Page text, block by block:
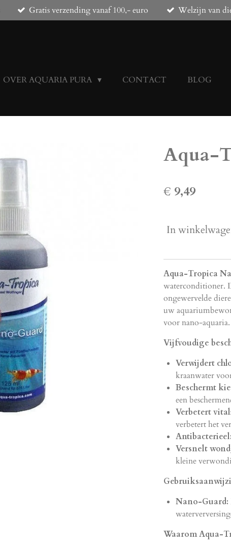
Gratis verzending vanaf 100,- euro Welzijn van
OVER AQUARIA PURA CONTACT BLOG
Aqua-
€ 9,49
In
Aqua-Tropica
waterconditioner.
ongewervelde
uw
voor nano-aquaria.
Vijfvoudige
Verwijdert
kraanwater
Beschermt
een
Verbetert
verbetert het
Antibacterieel:
Versnelt
kleine
Nano-Guard:
Waarom Aqua-